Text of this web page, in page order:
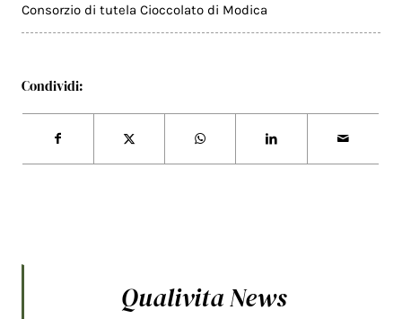
Consorzio di tutela Cioccolato di Modica
Condividi:
Qualivita News